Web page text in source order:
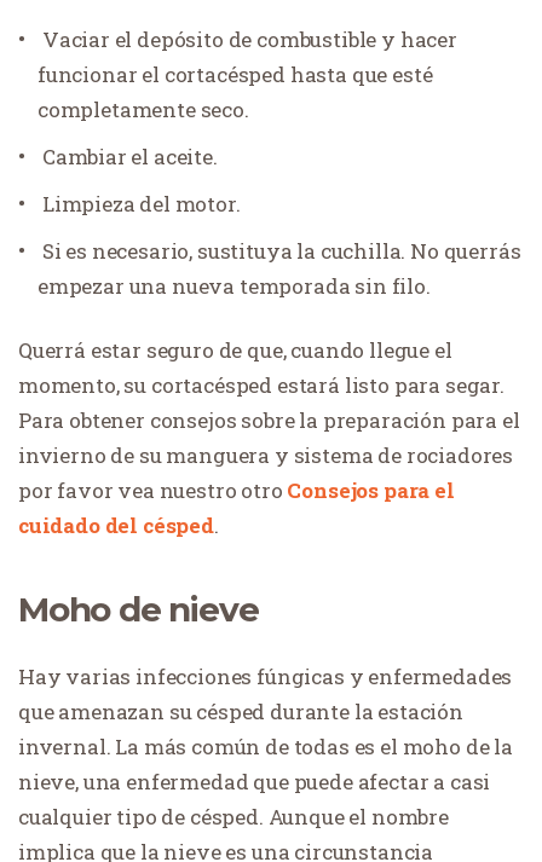
Vaciar el depósito de combustible y hacer
funcionar el cortacésped hasta que esté
completamente seco.
Cambiar el aceite.
Limpieza del motor.
Si es necesario, sustituya la cuchilla. No querrás
empezar una nueva temporada sin filo.
Querrá estar seguro de que, cuando llegue el
momento, su cortacésped estará listo para segar.
Para obtener consejos sobre la preparación para el
invierno de su manguera y sistema de rociadores
por favor vea nuestro otro Consejos para el
cuidado del césped.
Moho de nieve
Hay varias infecciones fúngicas y enfermedades
que amenazan su césped durante la estación
invernal. La más común de todas es el moho de la
nieve, una enfermedad que puede afectar a casi
cualquier tipo de césped. Aunque el nombre
implica que la nieve es una circunstancia